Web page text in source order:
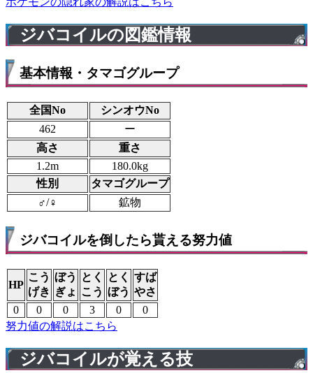
ジバコイルの図鑑情報
基本情報・タマゴグループ
全国No
シンオウNo
462
ー
高さ
重さ
1.2m
180.0kg
性別
タマゴグループ
♂/♀
鉱物
ジバコイルを倒したら貰える努力値
HP
こう
げき
ぼう
ぎょ
とく
こう
とく
ぼう
すば
やさ
0
0 0 3 0
0
努力値の解説はこちら
ジバコイルが覚える技